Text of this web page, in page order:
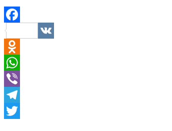
Facebook
VK
Odnoklassniki
WhatsApp
Viber
Telegram